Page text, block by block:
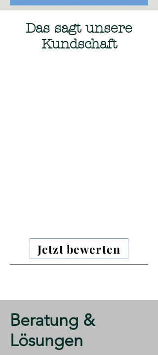
Das sagt unsere
Kundschaft
Jetzt bewerten
​Beratung &
Lösungen